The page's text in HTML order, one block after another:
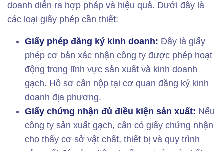
doanh diễn ra hợp pháp và hiệu quả. Dưới đây là
các loại giấy phép cần thiết:
Giấy phép đăng ký kinh doanh: Đây là giấy
phép cơ bản xác nhận công ty được phép hoạt
động trong lĩnh vực sản xuất và kinh doanh
gạch. Hồ sơ cần nộp tại cơ quan đăng ký kinh
doanh địa phương.
Giấy chứng nhận đủ điều kiện sản xuất: Nếu
công ty sản xuất gạch, cần có giấy chứng nhận
cho thấy cơ sở vật chất, thiết bị và quy trình